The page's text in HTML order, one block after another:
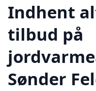
Indhent
tilbud på
Sønder